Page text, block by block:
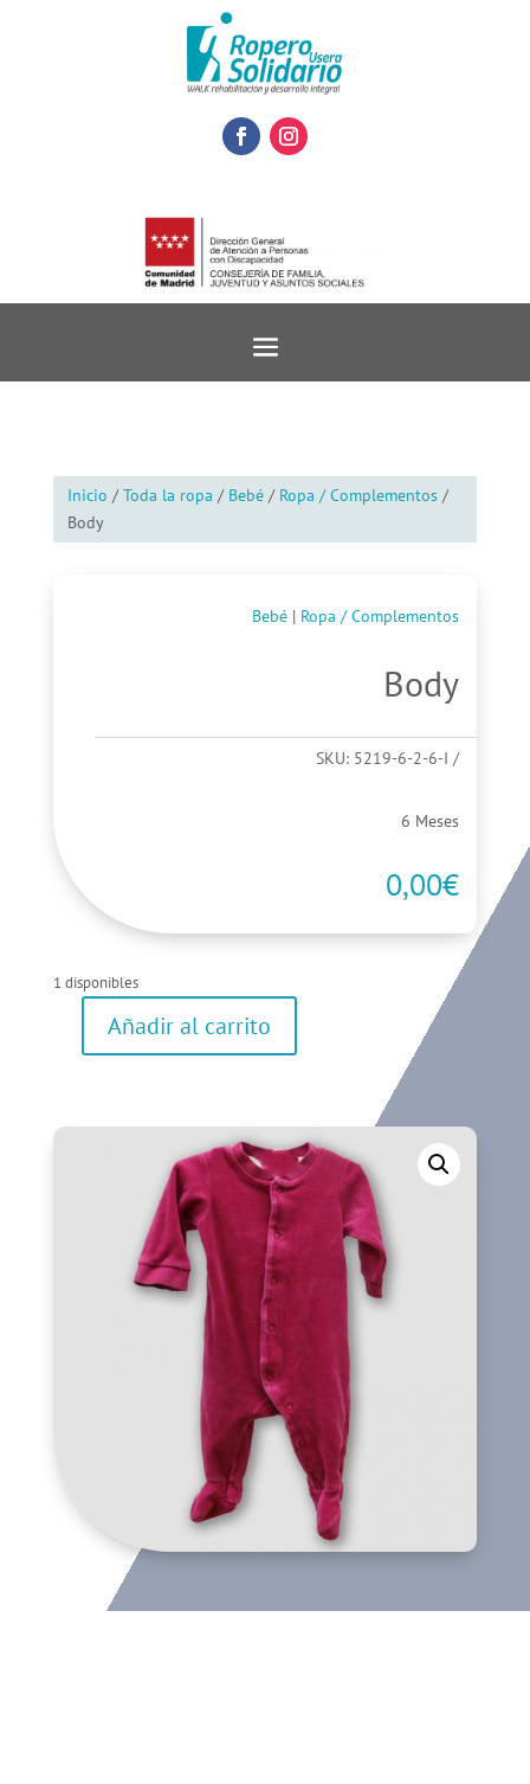
Inicio /Toda la ropa / Bebé/ Ropa / Complementos/
Body
Bebé | Ropa / Complementos
Body
SKU: 5219-6-2-6-I
6 Meses
0,00€
1 disponibles
Añadir al carrito